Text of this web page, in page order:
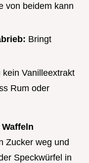
von beidem kann
Bringt
kein Vanilleextrakt
Rum oder
Zucker weg und
Speckwürfel in